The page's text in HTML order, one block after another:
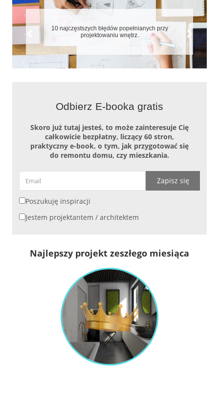
7 błędów które zepsują aranżację małych mieszkań
Odbierz E-booka gratis
Skoro już tutaj jesteś, to może zainteresuje Cię
całkowicie bezpłatny, liczący 60 stron,
praktyczny e-book, o tym, jak przygotować się
do remontu domu, czy mieszkania.
Zapisz się
Poszukuję inspiracji
Jestem projektantem / architektem
Najlepszy projekt zeszłego miesiąca